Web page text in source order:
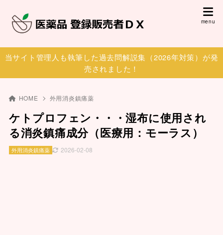
当サイト管理人も執筆した過去問解説集（2026年対策）が発
売されました！
HOME 外用消炎鎮痛薬
ケトプロフェン・・・湿布に使用され
る消炎鎮痛成分（医療用：モーラス）
2026-02-08
外用消炎鎮痛薬